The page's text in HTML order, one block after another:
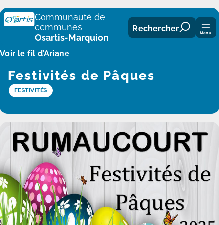
Panneau de gestion des cookies
Communauté de
communes
Osartis-Marquion
Rechercher Menu
Voir le fil d’Ariane
Festivités de Pâques
FESTIVITÉS